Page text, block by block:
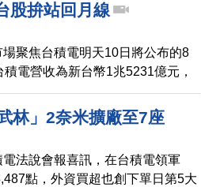
股拚站回月線
聚焦台積電明天10日將公布的8
電營收為新台幣1兆5231億元，
推估，第3季每股獲利成長為11.2
個百分點。台積電表示，預期第
相關商機，對先進製程技術的強勁
林」2奈米擴廠至7座
法說會報喜訊，在台積電領軍
點，外資買超也創下單日第5大